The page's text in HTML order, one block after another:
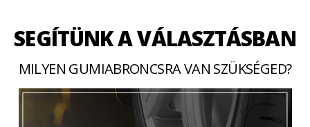
SEGÍTÜNK A VÁLASZTÁSBAN
MILYEN GUMIABRONCSRA VAN SZÜKSÉGED?